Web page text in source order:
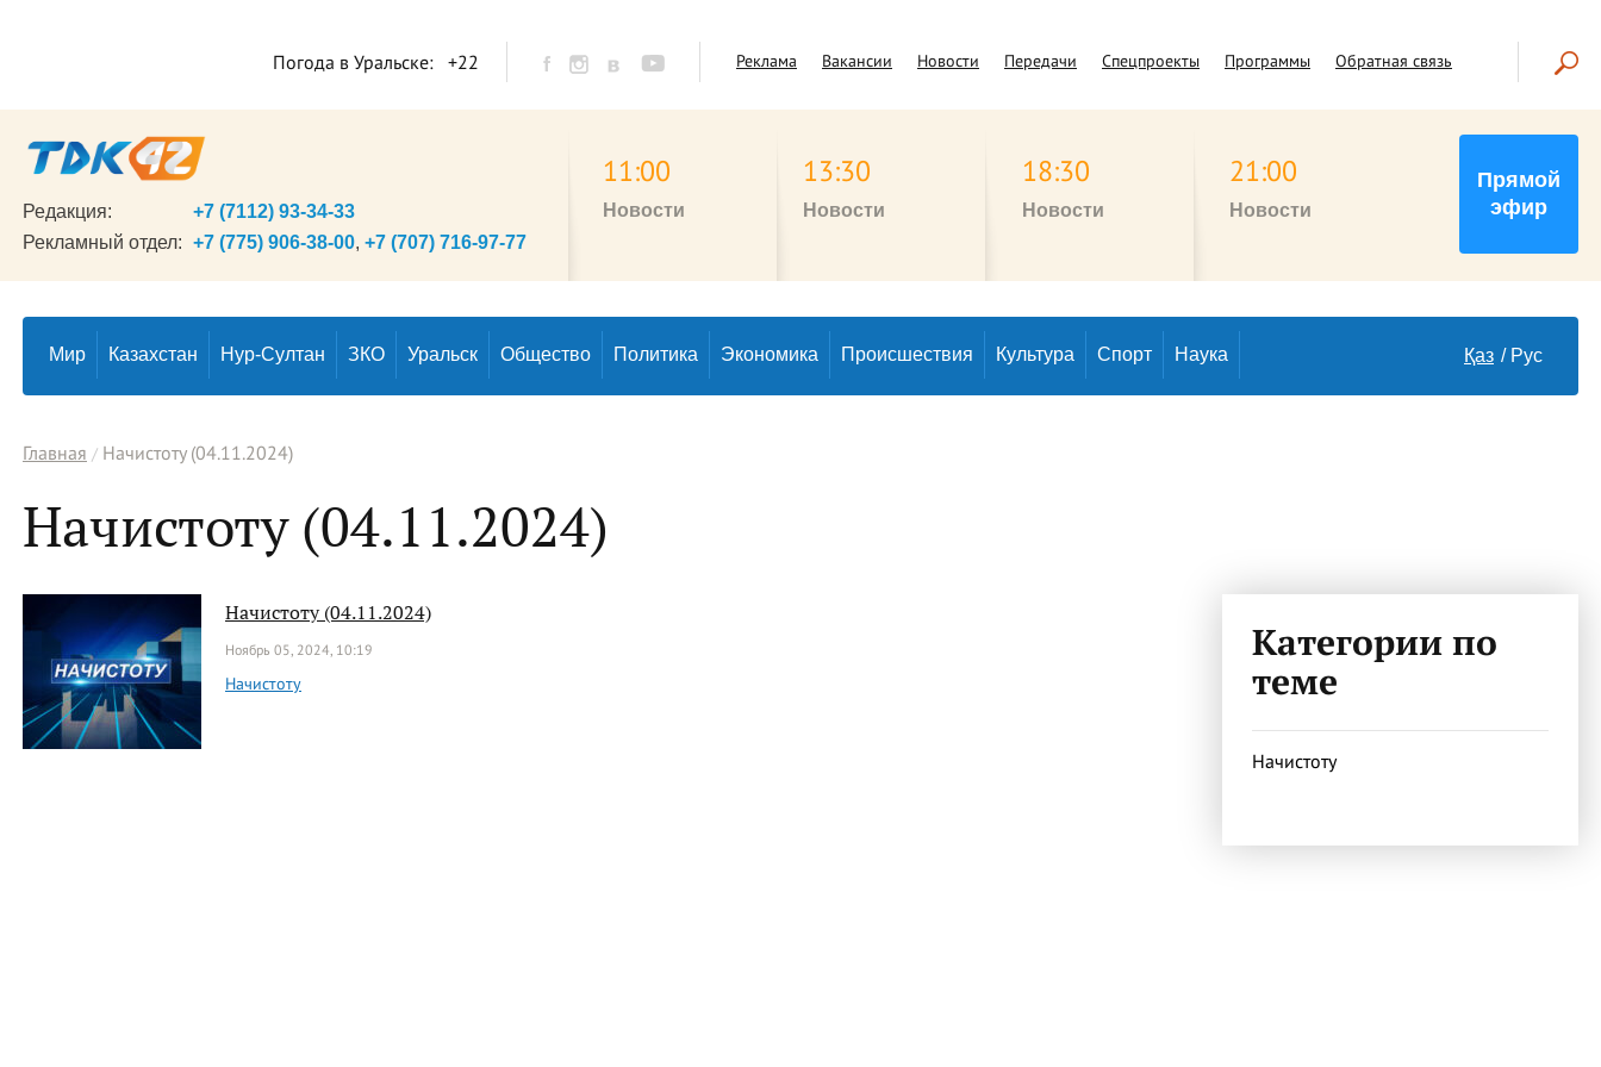
Погода в Уральске: +22 Реклама Вакансии Новости Передачи Спецпроекты Программы Обратная связь
Редакция:
+7 (7112) 93-34-33
Рекламный отдел: +7 (775) 906-38-00, +7 (707) 716-97-77
11:00
Новости
13:30
Новости
18:30
Новости
21:00
Новости
Прямой
эфир
Мир Казахстан Нур-Султан ЗКО Уральск Общество Политика Экономика Происшествия Культура Спорт Наука Қаз Рус
Главная Начистоту (04.11.2024)
Начистоту (04.11.2024)
Начистоту (04.11.2024)
Ноябрь 05, 2024, 10:19
Начистоту
Категории по
теме
Начистоту